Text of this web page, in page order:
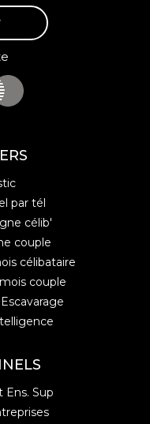
par tél
célib'
couple
célibataire
couple
Ens. Sup